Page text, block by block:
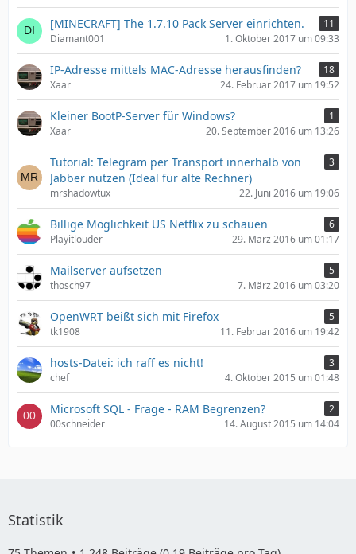
[MINECRAFT] The 1.7.10 Pack Server einrichten.
11
Diamant001
1. Oktober 2017 um 09:33
IP-Adresse mittels MAC-Adresse herausfinden?
18
Xaar
24. Februar 2017 um 19:52
Kleiner BootP-Server für Windows?
1
Xaar
20. September 2016 um 13:26
Tutorial: Telegram per Transport innerhalb von
Jabber nutzen (Ideal für alte Rechner)
3
mrshadowtux 22. Juni 2016 um 19:06
Billige Möglichkeit US Netflix zu schauen
6
Playitlouder
29. März 2016 um 01:17
Mailserver aufsetzen
5
thosch97
7. März 2016 um 03:20
OpenWRT beißt sich mit Firefox
5
tk1908
11. Februar 2016 um 19:42
hosts-Datei: ich raff es nicht!
3
chef
4. Oktober 2015 um 01:48
Microsoft SQL - Frage - RAM Begrenzen?
2
00schneider
14. August 2015 um 14:04
Statistik